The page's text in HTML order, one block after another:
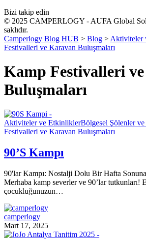
Bizi takip edin
© 2025 CAMPERLOGY - AUFA Global
saklıdır.
Camperlogy Blog HUB > Blog > Aktiviteler
Festivalleri ve Karavan Buluşmaları
Kamp Festivalleri
Buluşmaları
Aktiviteler ve EtkinliklerBölgesel Şölenler
Festivalleri ve Karavan Buluşmaları
90’S Kampı
90'lar Kampı: Nostalji Dolu Bir Hafta Sonuna
Merhaba kamp severler ve 90’lar tutkunları!
çocukluğunuzun…
camperlogy
Mart 17, 2025